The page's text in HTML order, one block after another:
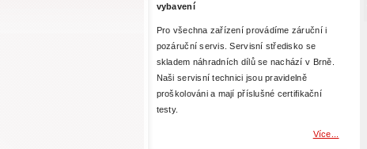
vybavení
Pro všechna zařízení provádíme záruční i
pozáruční servis. Servisní středisko se
skladem náhradních dílů se nachází v Brně.
Naši servisní technici jsou pravidelně
proškolováni a mají příslušné certifikační
testy.
Více...